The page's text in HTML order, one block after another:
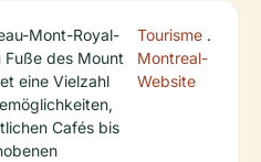
Mont-Royal-
Fuße des Mount
eine Vielzahl
Cafés bis
Tourisme
Montreal-
Website
.